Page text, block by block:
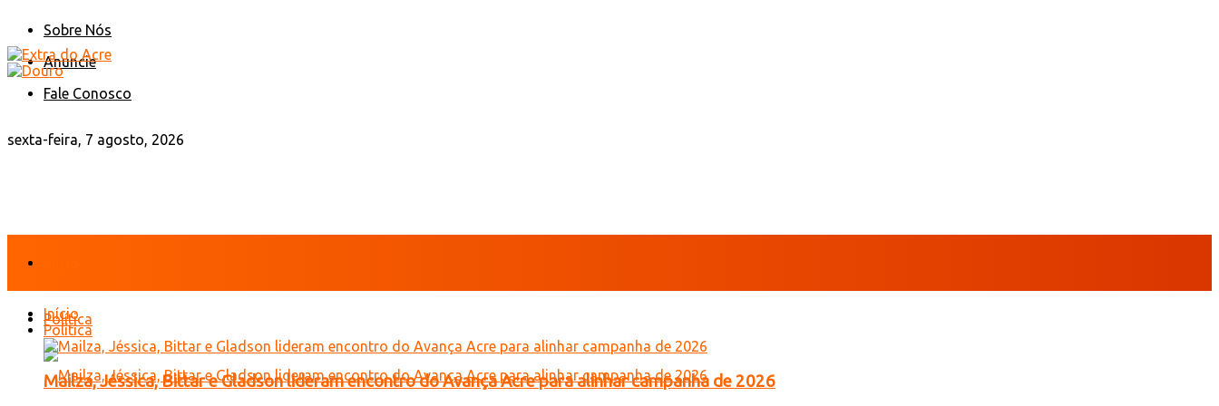
Sobre Nós
Anuncie
Fale Conosco
sexta-feira, 7 agosto, 2026
Política
Início
Política
Mailza, Jéssica, Bittar e Gladson lideram encontro do Avança Acre para alinhar campanha de 2026